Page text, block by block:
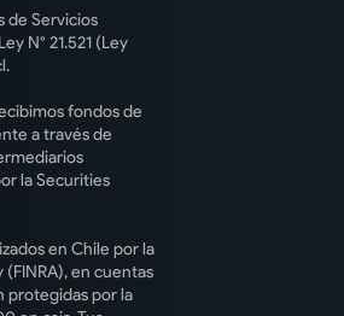
de Servicios
N° 21.521 (Ley
fondos de
a través de
la Securities
en Chile por la
en cuentas
protegidas por la